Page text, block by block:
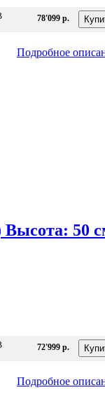
78'099 р.
Подробное
50
72'999 р.
Подробное